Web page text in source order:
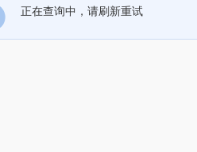
正在查询中，请刷新重试